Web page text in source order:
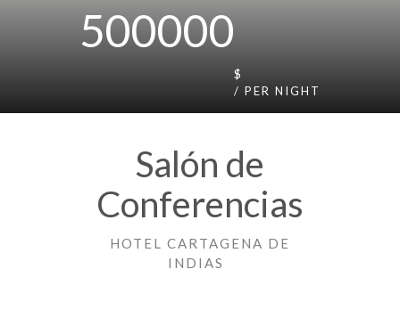
500000
$
/ PER NIGHT
Salón de
Conferencias
HOTEL CARTAGENA DE
INDIAS